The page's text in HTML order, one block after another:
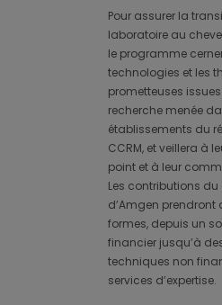
Pour assurer la
laboratoire au
le programme
technologies et les
prometteuses
recherche menée
établissements du
CCRM, et veillera à
point et à leur
Les contributions du
d’Amgen prendront
formes, depuis un
financier jusqu’à
techniques non
services d’expertise.